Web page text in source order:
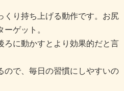
くり持ち上げる動作です。お尻
ーゲット。
ろに動かすとより効果的だと言
ので、毎日の習慣にしやすいの